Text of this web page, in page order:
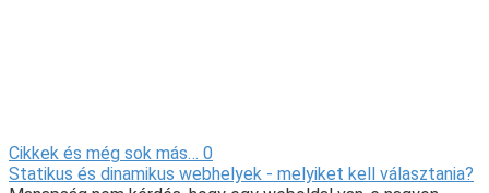
Cikkek és még sok más… 0
Statikus és dinamikus webhelyek - melyiket kell választania?